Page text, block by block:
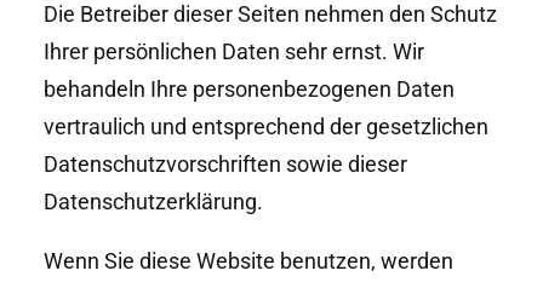
Die Betreiber dieser Seiten nehmen den Schutz
Ihrer persönlichen Daten sehr ernst. Wir
behandeln Ihre personenbezogenen Daten
vertraulich und entsprechend der gesetzlichen
Datenschutzvorschriften sowie dieser
Datenschutzerklärung.
Wenn Sie diese Website benutzen, werden